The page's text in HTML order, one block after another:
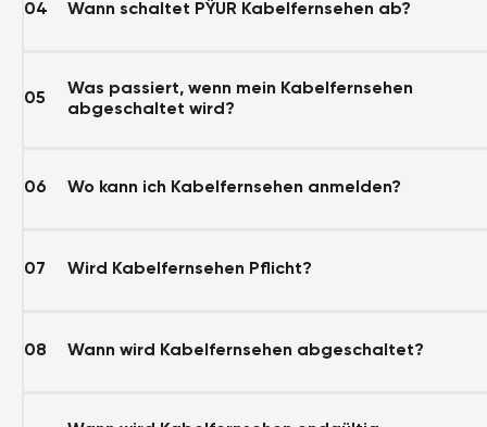
04 Wann schaltet PŸUR Kabelfernsehen ab?
05
Was passiert, wenn mein Kabelfernsehen
abgeschaltet wird?
06 Wo kann ich Kabelfernsehen anmelden?
07 Wird Kabelfernsehen Pflicht?
08 Wann wird Kabelfernsehen abgeschaltet?